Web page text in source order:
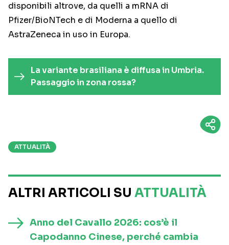
disponibili altrove, da quelli a mRNA di
Pfizer/BioNTech e di Moderna a quello di
AstraZeneca in uso in Europa.
La variante brasiliana è diffusa in Umbria.
Passaggio in zona rossa?
ATTUALITÀ
ALTRI ARTICOLI SU ATTUALITÀ
Anno del Cavallo 2026: cos’è il
Capodanno Cinese, perché cambia